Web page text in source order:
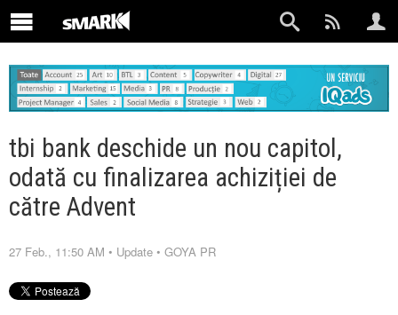
tbi bank deschide un nou capitol,
odată cu finalizarea achiziției de
către Advent
27 Feb., 11:50 AM • Update • GOYA PR